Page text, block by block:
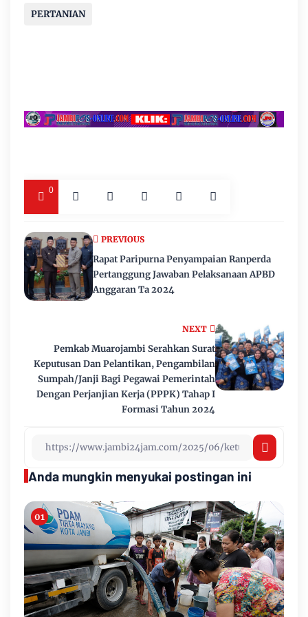
PERTANIAN
0
NEXT
Pemkab Muarojambi Serahkan Surat
Keputusan Dan Pelantikan, Pengambilan
Sumpah/Janji Bagi Pegawai Pemerintah
Dengan Perjanjian Kerja (PPPK) Tahap I
Formasi Tahun 2024
PREVIOUS
Rapat Paripurna Penyampaian Ranperda
Pertanggung Jawaban Pelaksanaan APBD
Anggaran Ta 2024
Anda mungkin menyukai postingan ini